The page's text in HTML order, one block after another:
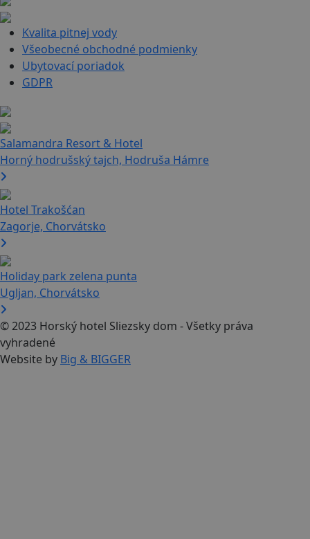
Kvalita pitnej vody
Všeobecné obchodné podmienky
Ubytovací poriadok
GDPR
Salamandra Resort & Hotel
Horný hodrušský tajch, Hodruša Hámre
Hotel Trakošćan
Zagorje, Chorvátsko
Holiday park zelena punta
Ugljan, Chorvátsko
© 2023 Horský hotel Sliezsky dom - Všetky práva
vyhradené
Website by Big & BIGGER